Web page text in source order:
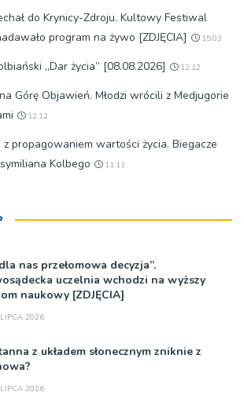
do Krynicy-Zdroju. Kultowy Festiwal
program na żywo [ZDJĘCIA]
15:03
„Dar życia” [08.08.2026] 12:12
Górę Objawień. Młodzi wrócili z Medjugorie
12:12
propagowaniem wartości życia. Biegacze
Kolbego
11:11
nas przełomowa decyzja”.
uczelnia wchodzi na wyższy
naukowy [ZDJĘCIA]
2026
z układem słonecznym zniknie z
2026